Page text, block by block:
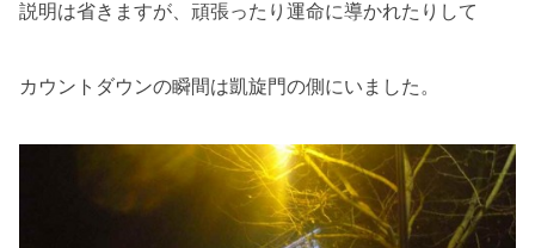
説明は省きますが、頑張ったり運命に導かれたりして
カウントダウンの瞬間は凱旋門の側にいました。